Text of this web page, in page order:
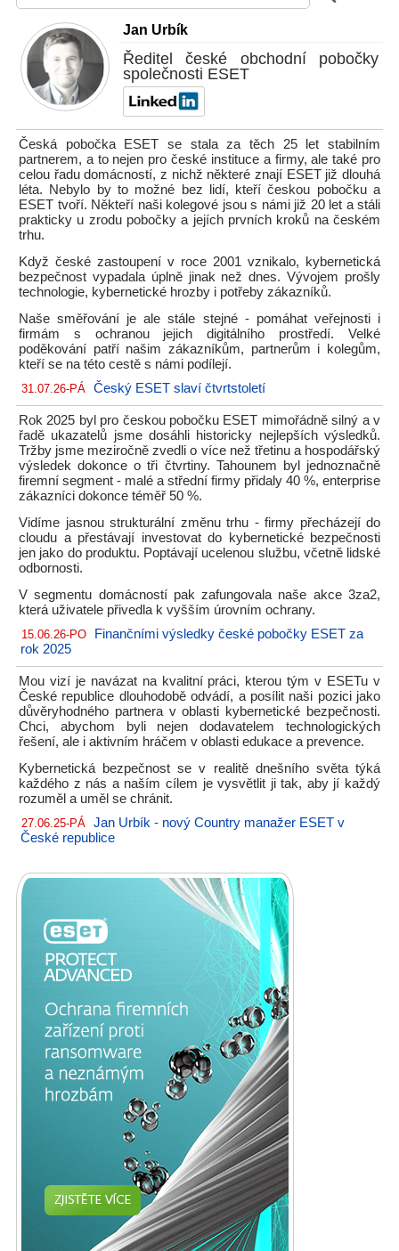
Jan Urbík
Ředitel české obchodní pobočky
společnosti ESET
Česká pobočka ESET se stala za těch 25 let stabilním
partnerem, a to nejen pro české instituce a firmy, ale také pro
celou řadu domácností, z nichž některé znají ESET již dlouhá
léta. Nebylo by to možné bez lidí, kteří českou pobočku a
ESET tvoří. Někteří naši kolegové jsou s námi již 20 let a stáli
prakticky u zrodu pobočky a jejích prvních kroků na českém
trhu.
Když české zastoupení v roce 2001 vznikalo, kybernetická
bezpečnost vypadala úplně jinak než dnes. Vývojem prošly
technologie, kybernetické hrozby i potřeby zákazníků.
Naše směřování je ale stále stejné - pomáhat veřejnosti i
firmám s ochranou jejich digitálního prostředí. Velké
poděkování patří našim zákazníkům, partnerům i kolegům,
kteří se na této cestě s námi podílejí.
31.07.26-PÁ Český ESET slaví čtvrtstoletí
Rok 2025 byl pro českou pobočku ESET mimořádně silný a v
řadě ukazatelů jsme dosáhli historicky nejlepších výsledků.
Tržby jsme meziročně zvedli o více než třetinu a hospodářský
výsledek dokonce o tři čtvrtiny. Tahounem byl jednoznačně
firemní segment - malé a střední firmy přidaly 40 %, enterprise
zákazníci dokonce téměř 50 %.
Vidíme jasnou strukturální změnu trhu - firmy přecházejí do
cloudu a přestávají investovat do kybernetické bezpečnosti
jen jako do produktu. Poptávají ucelenou službu, včetně lidské
odbornosti.
V segmentu domácností pak zafungovala naše akce 3za2,
která uživatele přivedla k vyšším úrovním ochrany.
15.06.26-PO
Finančními výsledky české pobočky ESET za
rok 2025
Mou vizí je navázat na kvalitní práci, kterou tým v ESETu v
České republice dlouhodobě odvádí, a posílit naši pozici jako
důvěryhodného partnera v oblasti kybernetické bezpečnosti.
Chci, abychom byli nejen dodavatelem technologických
řešení, ale i aktivním hráčem v oblasti edukace a prevence.
Kybernetická bezpečnost se v realitě dnešního světa týká
každého z nás a naším cílem je vysvětlit ji tak, aby jí každý
rozuměl a uměl se chránit.
27.06.25-PÁ Jan Urbík - nový Country manažer ESET v
České republice